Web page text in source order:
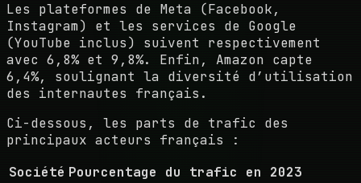
Les plateformes de Meta (Facebook,
Instagram) et les services de Google
(YouTube inclus) suivent respectivement
avec 6,8% et 9,8%. Enfin, Amazon capte
6,4%, soulignant la diversité d’utilisation
des internautes français.
Ci-dessous, les parts de trafic des
principaux acteurs français :
Société Pourcentage du trafic en 2023